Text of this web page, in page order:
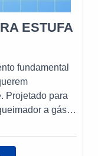
ESTUFA
fundamental
Projetado para
a gás
estável e